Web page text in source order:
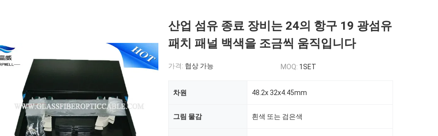
산업 섬유 종료 장비는 24의 항구 19 광섬유
패치 패널 백색을 조금씩 움직입니다
가격: 협상 가능 MOQ: 1SET
차원 48.2x 32x4.45mm
그림 물감 흰색 또는 검은색